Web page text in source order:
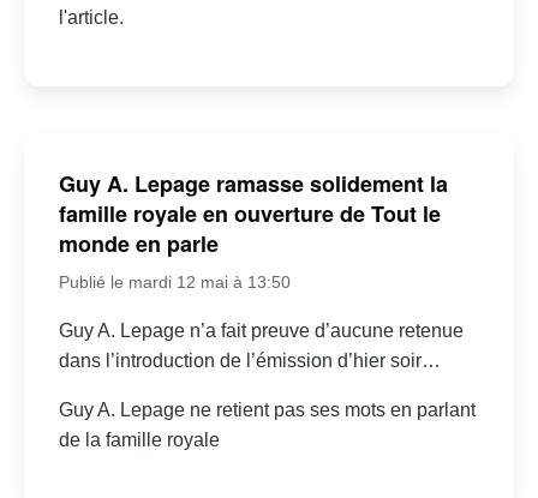
l'article.
Guy A. Lepage ramasse solidement la
famille royale en ouverture de Tout le
monde en parle
Publié le mardi 12 mai à 13:50
Guy A. Lepage n’a fait preuve d’aucune retenue
dans l’introduction de l’émission d’hier soir…
Guy A. Lepage ne retient pas ses mots en parlant
de la famille royale